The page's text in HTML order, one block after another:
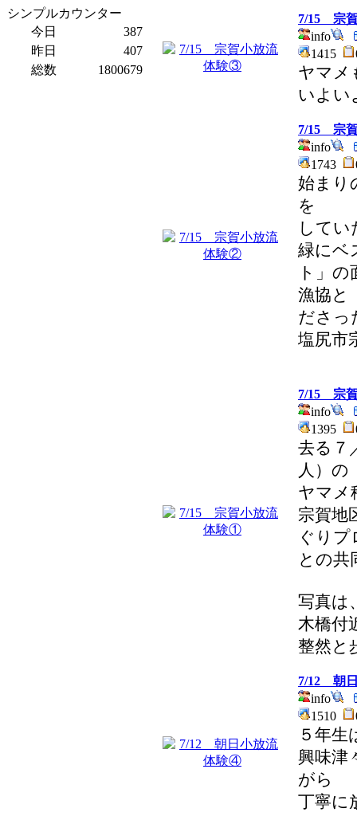
シンプルカウンター
今日
387
昨日
407
総数
1800679
7/15 宗
info
1415
ヤマメ
いよい
7/15 宗
info
1743
始まり
を
してい
緑にベ
ト」
漁協と
ださっ
塩尻市
7/15 宗
info
1395
去る７
人）の
ヤマメ
宗賀地
ぐり
との共
写真は
木橋付
整然と
7/12 朝
info
1510
５年
興味津
がら
丁寧に